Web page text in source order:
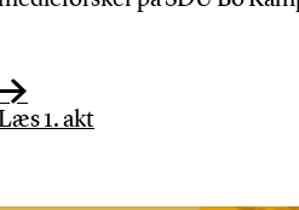
1. akt